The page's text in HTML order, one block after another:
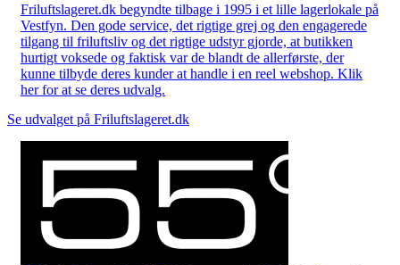
Friluftslageret.dk begyndte tilbage i 1995 i et lille lagerlokale på
Vestfyn. Den gode service, det rigtige grej og den engagerede
tilgang til friluftsliv og det rigtige udstyr gjorde, at butikken
hurtigt voksede og faktisk var de blandt de allerførste, der
kunne tilbyde deres kunder at handle i en reel webshop. Klik
her for at se deres udvalg.
Se udvalget på Friluftslageret.dk